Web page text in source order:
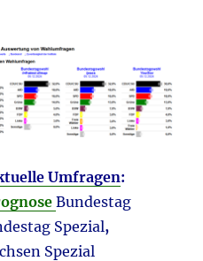
Umfragen:
Bundestag
Spezial,
Spezial